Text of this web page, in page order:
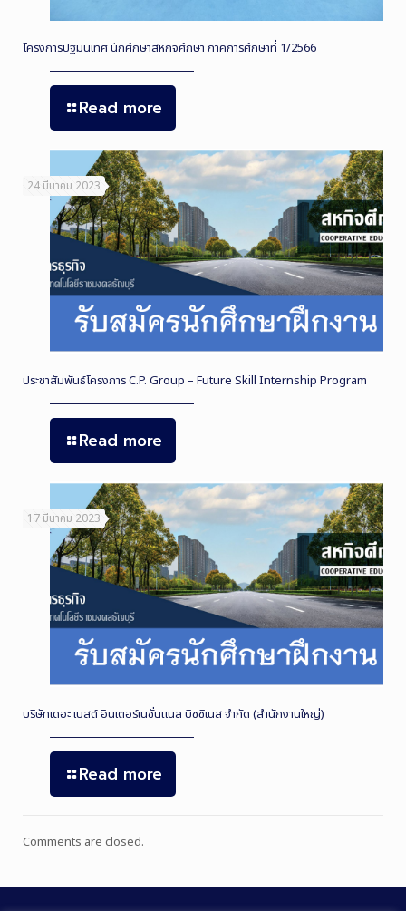
โครงการปฐมนิเทศ นักศึกษาสหกิจศึกษา ภาคการศึกษาที่ 1/2566
Read more
24 มีนาคม 2023
ประชาสัมพันธ์โครงการ C.P. Group – Future Skill Internship Program
Read more
17 มีนาคม 2023
บริษัทเดอะ เบสต์ อินเตอร์เนชั่นแนล บิซซิเนส จำกัด (สำนักงานใหญ่)
Read more
Comments are closed.